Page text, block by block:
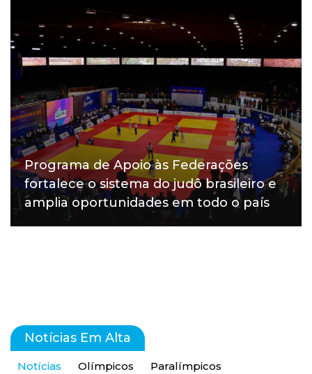
Programa de Apoio às Federações
fortalece o sistema do judô brasileiro e
amplia oportunidades em todo o país
Notícias Em Alta
Notícias Olímpicos Paralímpicos